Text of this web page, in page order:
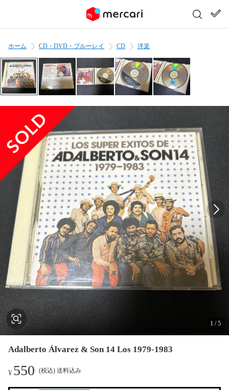
ホーム CD・DVD・ブルーレイ CD 洋楽
1 /5
Adalberto Álvarez & Son 14 Los 1979-1983
¥550 (税込) 送料込み